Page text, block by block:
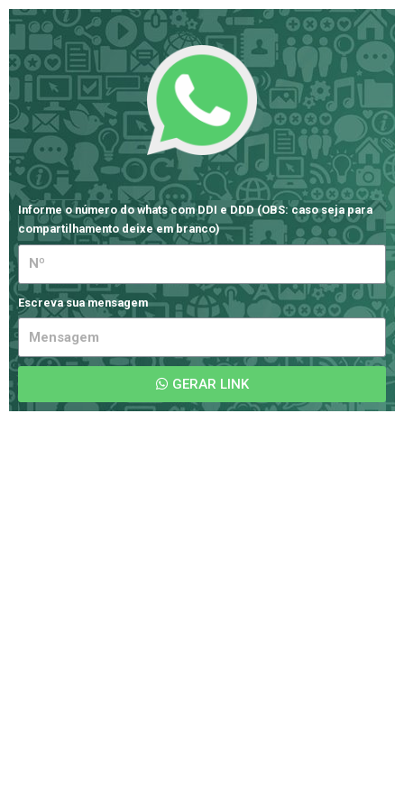
Informe o número do whats com DDI e DDD (OBS: caso seja para
compartilhamento deixe em branco)
Escreva sua mensagem
GERAR LINK